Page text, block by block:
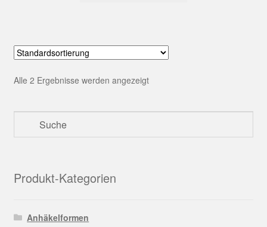
Alle 2 Ergebnisse werden angezeigt
Produkt-Kategorien
Anhäkelformen